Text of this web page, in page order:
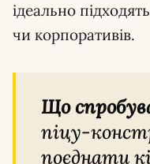
ідеально
чи корпоративів.
Що
піцу-
поєднати